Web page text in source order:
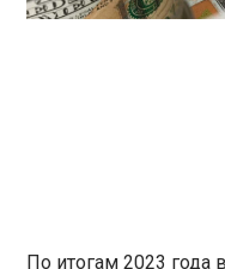
По итогам 2023 года